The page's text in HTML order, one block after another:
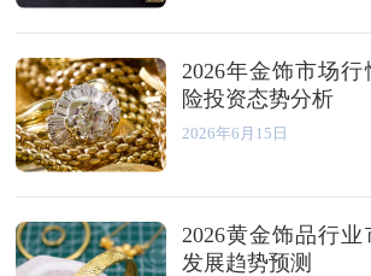
2026年金饰市场
险投资态势分析
2026年6月15日
2026黄金饰品行
发展趋势预测